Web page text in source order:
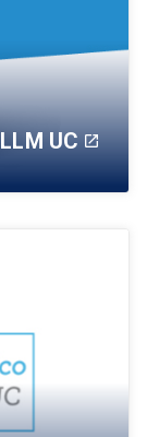
UC launch